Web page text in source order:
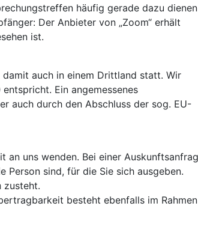
häufig gerade dazu
Der Anbieter von „Zoom“ erhält
ist.
auch in einem Drittland statt. Wir
Ein angemessenes
auch durch den Abschluss der sog. EU-
an uns wenden. Bei einer
sind, für die Sie sich ausgeben.
zusteht.
besteht ebenfalls im Rahmen